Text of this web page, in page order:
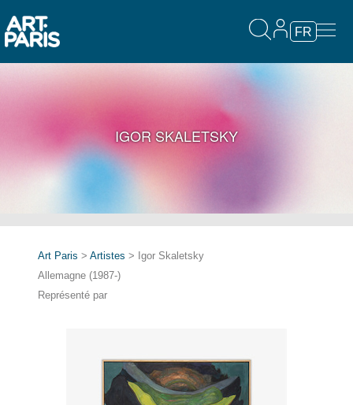
FR
IGOR SKALETSKY
Art Paris > Artistes > Igor Skaletsky
Allemagne (1987-)
Représenté par